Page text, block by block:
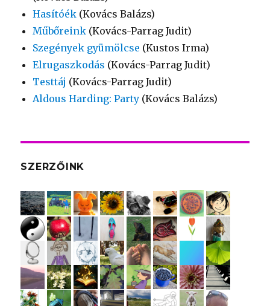
Hasítóék (Kovács Balázs)
Műbőreink (Kovács-Parrag Judit)
Szegények gyümölcse (Kustos Irma)
Elrugaszkodás (Kovács-Parrag Judit)
Testtáj (Kovács-Parrag Judit)
Aldous Harding: Party (Kovács Balázs)
SZERZŐINK